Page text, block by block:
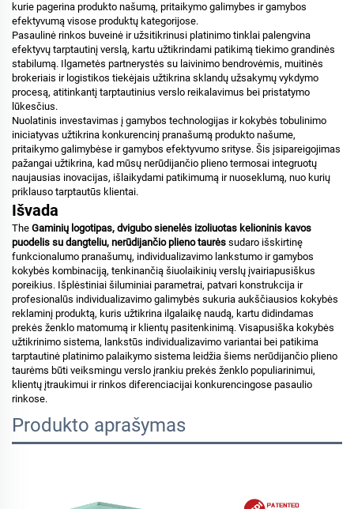
kurie pagerina produkto našumą, pritaikymo galimybes ir gamybos
efektyvumą visose produktų kategorijose.
Pasaulinė rinkos buveinė ir užsitikrinusi platinimo tinklai palengvina
efektyvų tarptautinį verslą, kartu užtikrindami patikimą tiekimo grandinės
stabilumą. Ilgametės partnerystės su laivinimo bendrovėmis, muitinės
brokeriais ir logistikos tiekėjais užtikrina sklandų užsakymų vykdymo
procesą, atitinkantį tarptautinius verslo reikalavimus bei pristatymo
lūkesčius.
Nuolatinis investavimas į gamybos technologijas ir kokybės tobulinimo
iniciatyvas užtikrina konkurencinį pranašumą produkto našume,
pritaikymo galimybėse ir gamybos efektyvumo srityse. Šis įsipareigojimas
pažangai užtikrina, kad mūsų nerūdijančio plieno termosai integruotų
naujausias inovacijas, išlaikydami patikimumą ir nuoseklumą, nuo kurių
priklauso tarptautūs klientai.
Išvada
The Gaminių logotipas, dvigubo sienelės izoliuotas kelioninis kavos
puodelis su dangteliu, nerūdijančio plieno taurės sudaro išskirtinę
funkcionalumo pranašumų, individualizavimo lankstumo ir gamybos
kokybės kombinaciją, tenkinančią šiuolaikinių verslų įvairiapusiškus
poreikius. Išplėstiniai šiluminiai parametrai, patvari konstrukcija ir
profesionalūs individualizavimo galimybės sukuria aukščiausios kokybės
reklaminį produktą, kuris užtikrina ilgalaikę naudą, kartu didindamas
prekės ženklo matomumą ir klientų pasitenkinimą. Visapusiška kokybės
užtikrinimo sistema, lankstūs individualizavimo variantai bei patikima
tarptautinė platinimo palaikymo sistema leidžia šiems nerūdijančio plieno
taurėms būti veiksmingu verslo įrankiu prekės ženklo populiarinimui,
klientų įtraukimui ir rinkos diferenciacijai konkurencingose pasaulio
rinkose.
Produkto aprašymas